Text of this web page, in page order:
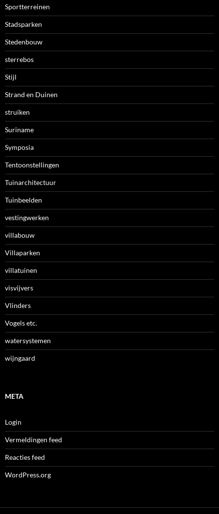
Sportterreinen
Stadsparken
Stedenbouw
sterrebos
Stijl
Strand en Duinen
struiken
Suriname
Symposia
Tentoonstellingen
Tuinarchitectuur
Tuinbeelden
vestingwerken
villabouw
Villaparken
villatuinen
visvijvers
Vlinders
Vogels etc.
watersystemen
wijngaard
META
Login
Vermeldingen feed
Reacties feed
WordPress.org